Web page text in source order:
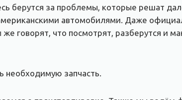
берутся за проблемы, которые решат
автомобилями. Даже
говорят, что посмотрят, разберутся и
необходимую запчасть.